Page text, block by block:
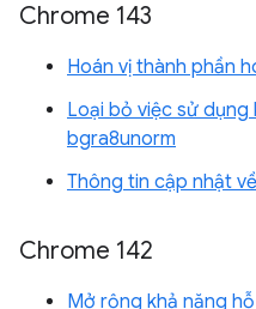
Chrome 143
Hoán vị thành phần
Loại bỏ việc sử
bgra8unorm
Thông tin cập nhật
Chrome 142
Mở rộng khả năng